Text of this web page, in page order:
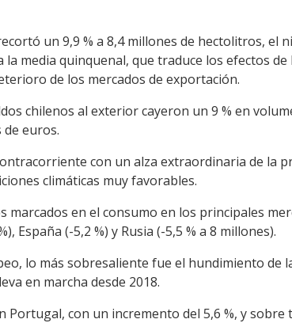
un 9,9 % a 8,4 millones de hectolitros, el
la media quinquenal, que traduce los efectos
de los mercados de exportación.
chilenos al exterior cayeron un 9 % en
de euros.
con un alza extraordinaria de la
climáticas muy favorables.
marcados en el consumo en los principales
España (-5,2 %) y Rusia (-5,5 % a 8 millones).
lo más sobresaliente fue el hundimiento de
en marcha desde 2018.
Portugal, con un incremento del 5,6 %, y